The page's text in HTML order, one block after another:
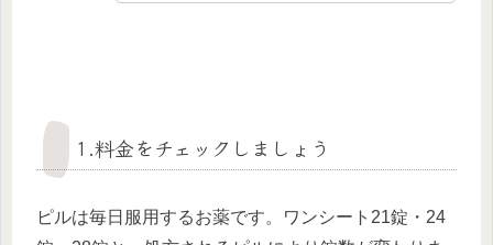
1.料金をチェックしましょう
ピルは毎日服用するお薬です。ワンシート21錠・24